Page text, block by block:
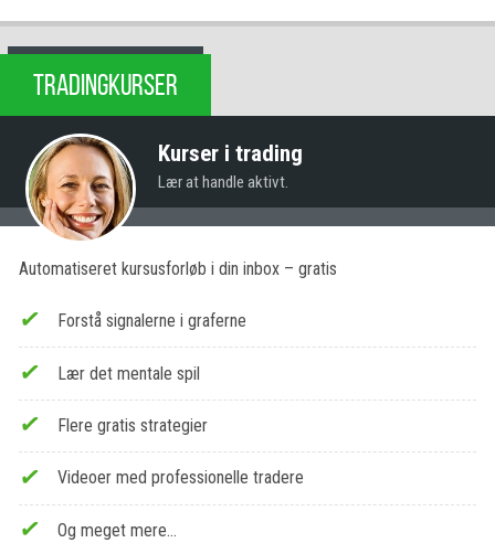
TRADINGKURSER
Kurser i trading
Lær at handle aktivt.
Automatiseret kursusforløb i din inbox – gratis
Forstå signalerne i graferne
Lær det mentale spil
Flere gratis strategier
Videoer med professionelle tradere
Og meget mere…